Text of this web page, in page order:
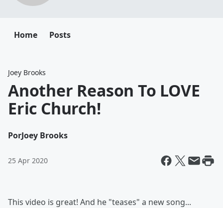
Home Posts
Joey Brooks
Another Reason To LOVE
Eric Church!
PorJoey Brooks
25 Apr 2020
This video is great! And he "teases" a new song...